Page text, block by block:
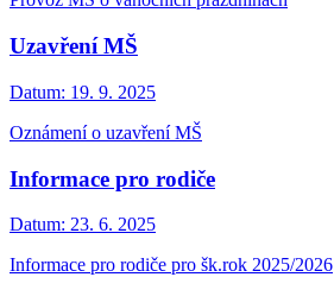
Uzavření MŠ
Datum: 19. 9. 2025
Oznámení o uzavření MŠ
Informace pro rodiče
Datum: 23. 6. 2025
Informace pro rodiče pro šk.rok 2025/2026